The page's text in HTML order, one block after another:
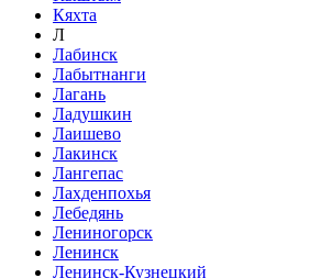
Кяхта
Л
Лабинск
Лабытнанги
Лагань
Ладушкин
Лаишево
Лакинск
Лангепас
Лахденпохья
Лебедянь
Лениногорск
Ленинск
Ленинск-Кузнецкий